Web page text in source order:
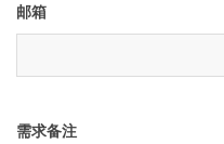
邮箱
需求备注